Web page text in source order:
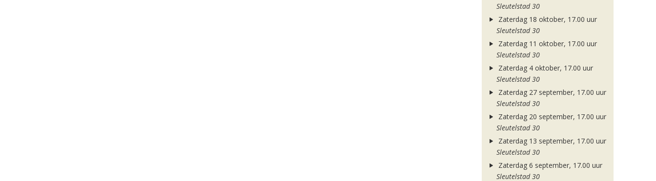
Sleutelstad 30
Zaterdag 18 oktober, 17.00 uur
Sleutelstad 30
Zaterdag 11 oktober, 17.00 uur
Sleutelstad 30
Zaterdag 4 oktober, 17.00 uur
Sleutelstad 30
Zaterdag 27 september, 17.00 uur
Sleutelstad 30
Zaterdag 20 september, 17.00 uur
Sleutelstad 30
Zaterdag 13 september, 17.00 uur
Sleutelstad 30
Zaterdag 6 september, 17.00 uur
Sleutelstad 30